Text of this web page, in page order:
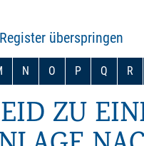
überspringen
N O P Q R
ZU